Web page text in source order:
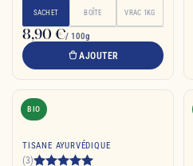
SACHET BOÎTE VRAC 1KG
8,90 €/ 100g
AJOUTER
BIO
TISANE AYURVÉDIQUE
(3)